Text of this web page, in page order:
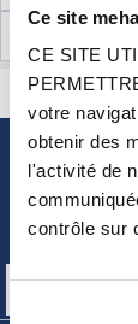
Ce site
CE SITE
votre
obtenir des
l'activité de
contrôle sur
Sélection
UNE